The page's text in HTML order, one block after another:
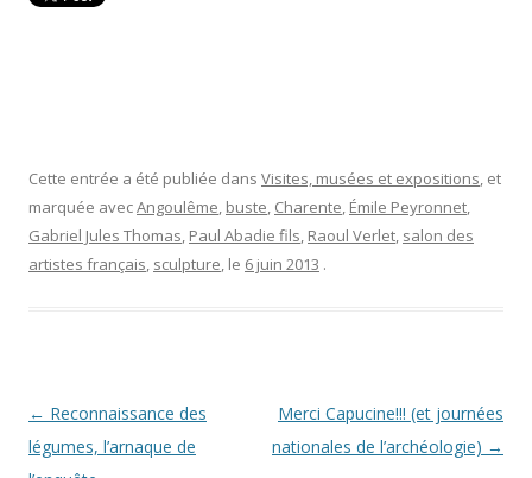
Cette entrée a été publiée dans Visites, musées et expositions, et
marquée avecAngoulême, buste, Charente, Émile Peyronnet,
Gabriel Jules Thomas, Paul Abadie fils, Raoul Verlet, salon des
artistes français, sculpture, le 6 juin 2013 .
Navigation
des
← Reconnaissance des
légumes, l’arnaque de
Merci Capucine!!! (et journées
nationales de l’archéologie) →